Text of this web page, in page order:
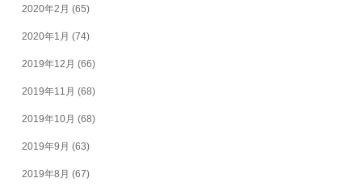
2020年2月 (65)
2020年1月 (74)
2019年12月 (66)
2019年11月 (68)
2019年10月 (68)
2019年9月 (63)
2019年8月 (67)